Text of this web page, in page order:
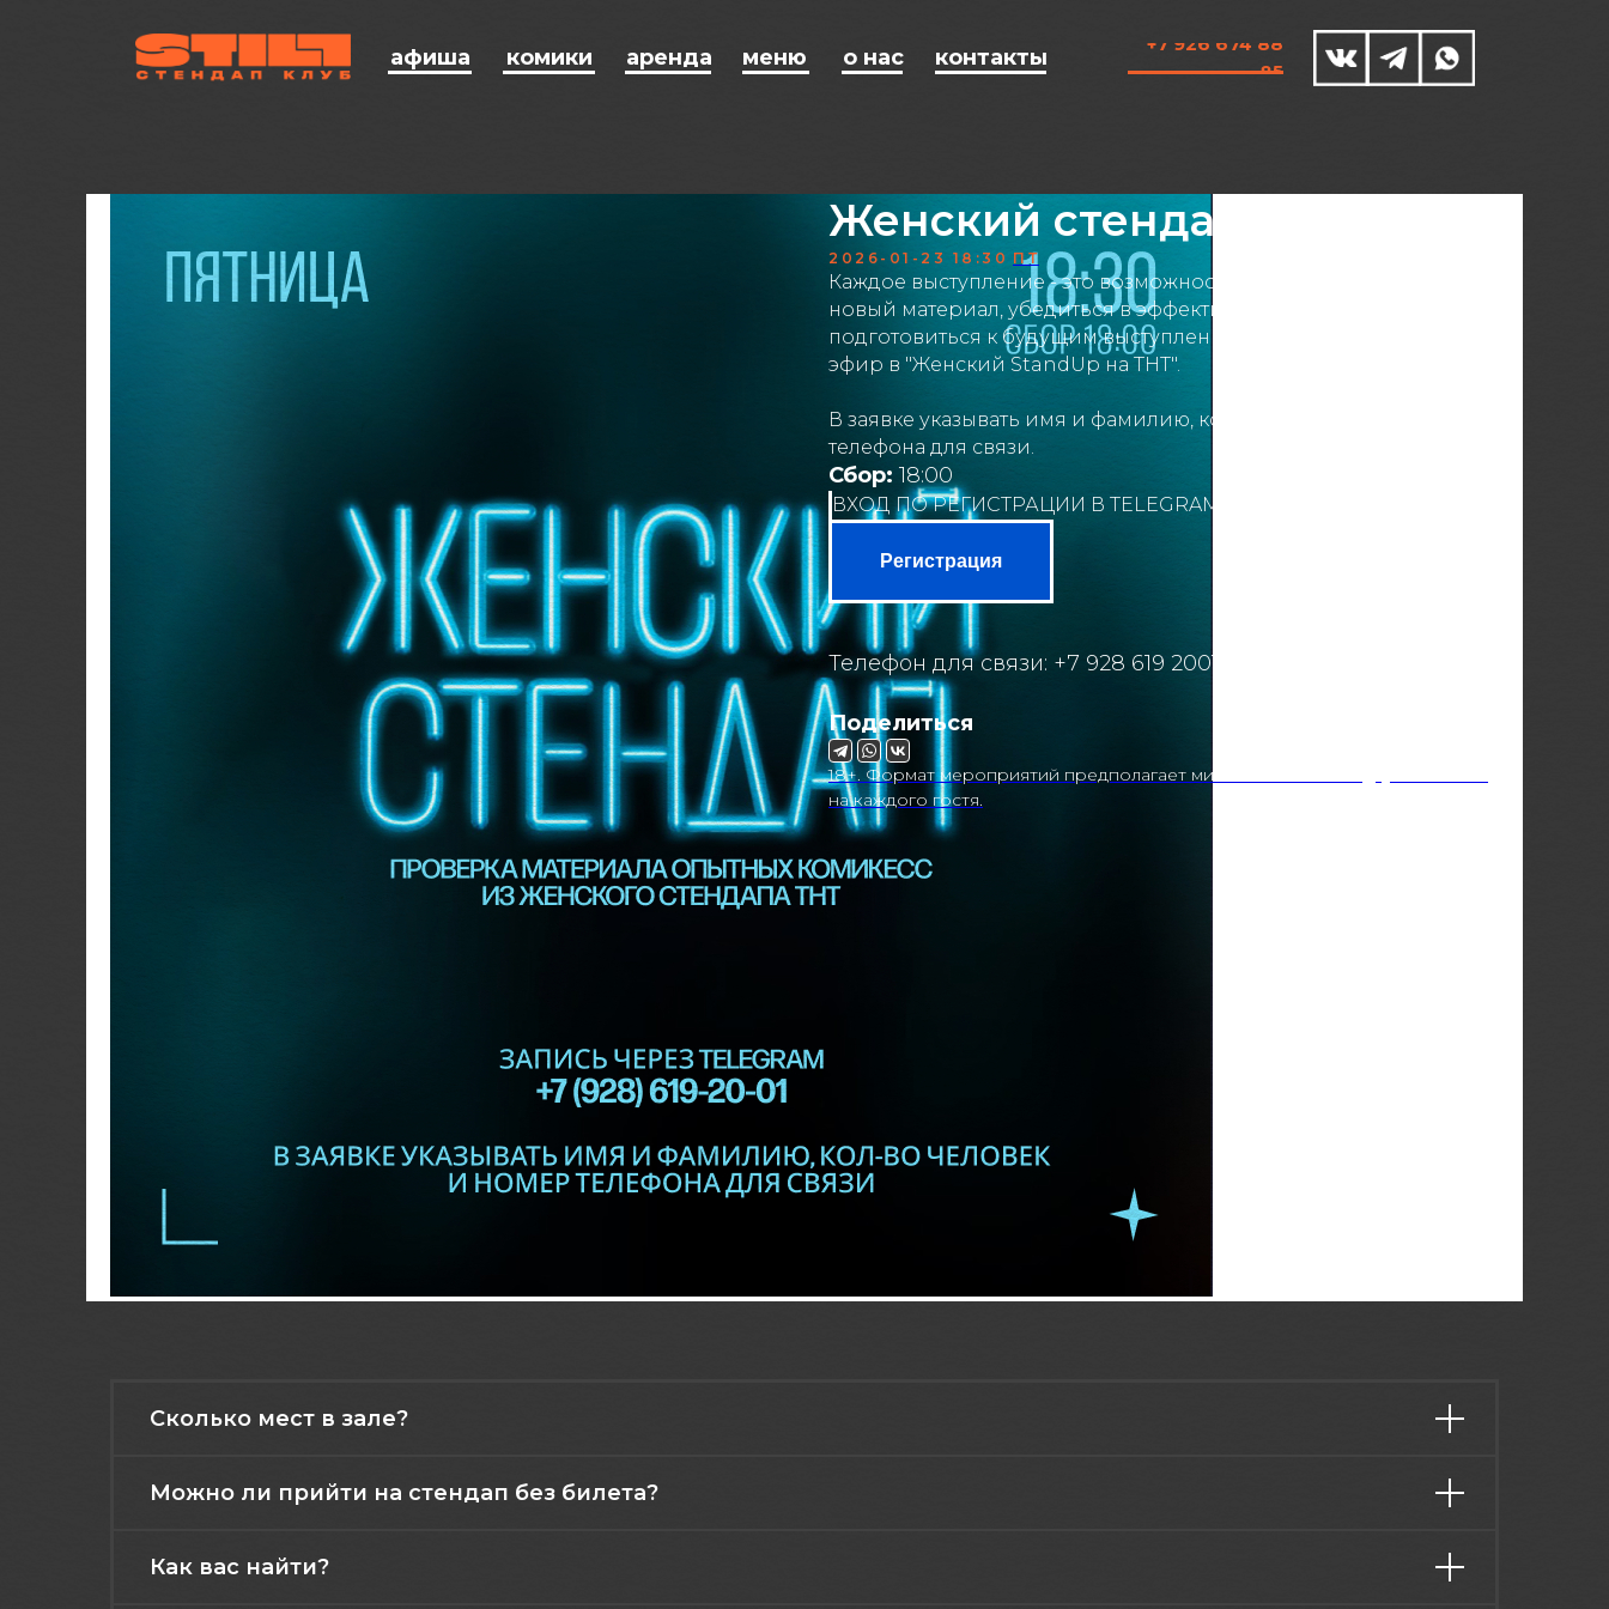
+7 926 674 88
85
аренда
афиша комики меню контакты
о нас
Женский стендап ТНТ
2026-01-23 18:30 ПТ
Каждое выступление - это возможность для комика проверить
новый материал, убедиться в эффективности своих шуток и
подготовиться к будущим выступлениям, которые выйдут в
эфир в "Женский StandUp на ТНТ".
В заявке указывать имя и фамилию, кол-во человек и номер
телефона для связи.
Сбор: 18:00
ВХОД ПО РЕГИСТРАЦИИ В TELEGRAM
Регистрация
Телефон для связи: +7 928 619 2001
Поделиться
18+. Формат мероприятий предполагает минимальный заказ двух напитков
на каждого гостя.
Сколько мест в зале?
Можно ли прийти на стендап без билета?
Как вас найти?